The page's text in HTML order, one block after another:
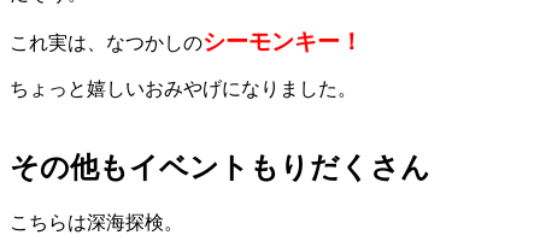
これ実は、なつかしのシーモンキー！
ちょっと嬉しいおみやげになりました。
その他もイベントもりだくさん
こちらは深海探検。